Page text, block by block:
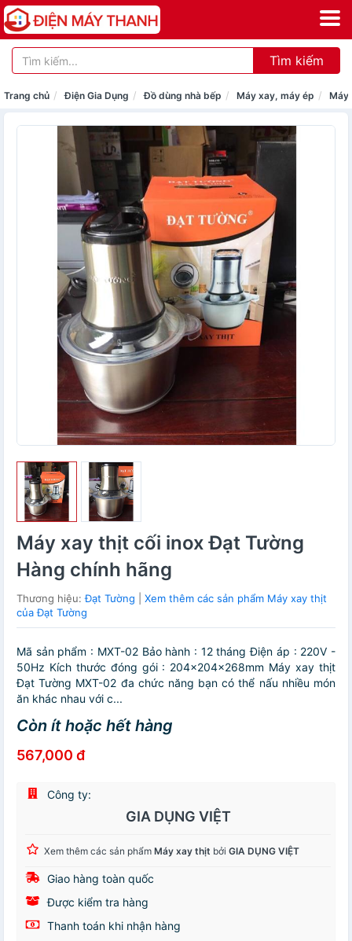
Tìm kiếm
Trang chủ Điện Gia Dụng Đồ dùng nhà bếp Máy xay, máy ép Máy
Máy xay thịt cối inox Đạt Tường
Hàng chính hãng
Thương hiệu:Đạt Tường
Xem thêm các sản phẩm Máy xay thịt
của Đạt Tường
Mã sản phẩm : MXT-02 Bảo hành : 12 tháng Điện áp : 220V -
50Hz Kích thước đóng gói : 204x204x268mm Máy xay thịt
Đạt Tường MXT-02 đa chức năng bạn có thể nấu nhiều món
ăn khác nhau với c...
Còn ít hoặc hết hàng
567,000 đ
Công ty:
GIA DỤNG VIỆT
Xem thêm các sản phẩm Máy xay thịt bởi GIA DỤNG VIỆT
Giao hàng toàn quốc
Được kiểm tra hàng
Thanh toán khi nhận hàng